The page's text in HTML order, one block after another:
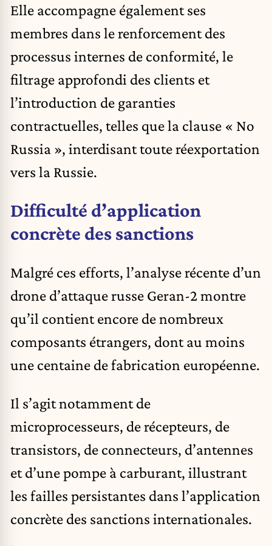
Elle accompagne également ses
membres dans le renforcement des
processus internes de conformité, le
filtrage approfondi des clients et
l’introduction de garanties
contractuelles, telles que la clause « No
Russia », interdisant toute réexportation
vers la Russie.
Difficulté d’application
concrète des sanctions
Malgré ces efforts, l’analyse récente d’un
drone d’attaque russe Geran-2 montre
qu’il contient encore de nombreux
composants étrangers, dont au moins
une centaine de fabrication européenne.
Il s’agit notamment de
microprocesseurs, de récepteurs, de
transistors, de connecteurs, d’antennes
et d’une pompe à carburant, illustrant
les failles persistantes dans l’application
concrète des sanctions internationales.